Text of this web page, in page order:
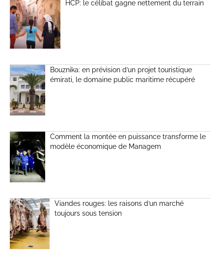
HCP: le célibat gagne nettement du terrain
Bouznika: en prévision d’un projet touristique
émirati, le domaine public maritime récupéré
Comment la montée en puissance transforme le
modèle économique de Managem
Viandes rouges: les raisons d’un marché
toujours sous tension